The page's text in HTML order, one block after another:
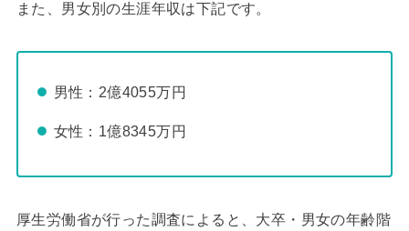
また、男女別の生涯年収は下記です。
男性：2億4055万円
女性：1億8345万円
厚生労働省が行った調査によると、大卒・男女の年齢階